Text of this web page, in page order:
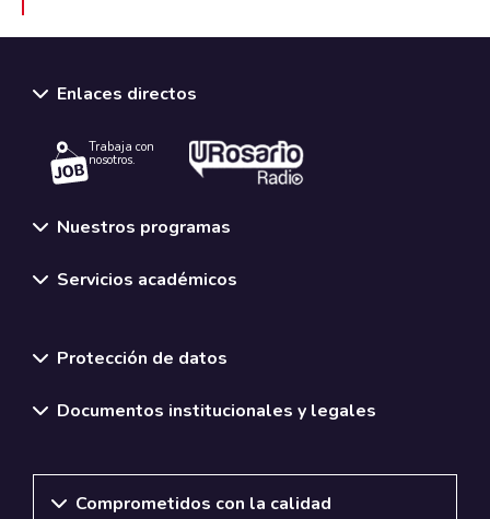
Enlaces directos
Trabaja con
nosotros.
Nuestros programas
Servicios académicos
Protección de datos
Documentos institucionales y legales
Comprometidos con la calidad